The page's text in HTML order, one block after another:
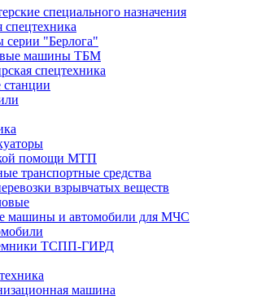
специального назначения
спецтехника
серии "Берлога"
машины ТБМ
спецтехника
станции
помощи МТП
транспортные средства
взрывчатых веществ
машины и автомобили для МЧС
ТСПП-ГИРД
машина